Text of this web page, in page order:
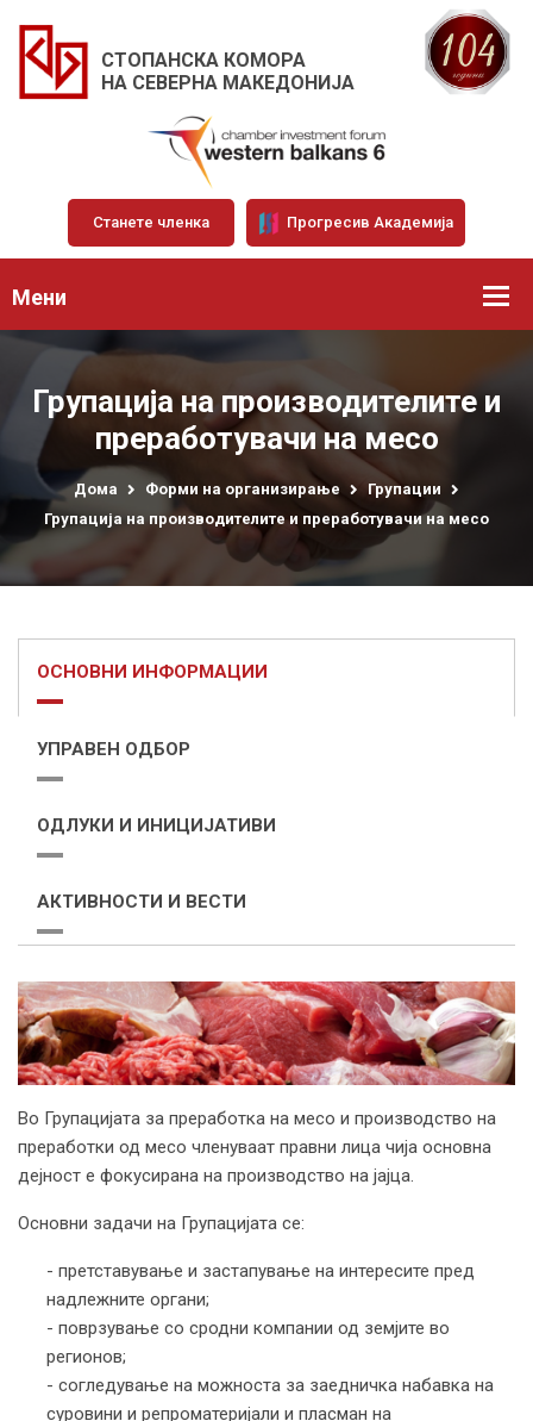
СТОПАНСКА КОМОРА
НА СЕВЕРНА МАКЕДОНИЈА
Станете членка Прогресив Академија
Мени
Групација на производителите и
преработувачи на месо
Дома Форми на организирање
Групации
Групација на производителите и преработувачи на месо
ОСНОВНИ ИНФОРМАЦИИ
УПРАВЕН ОДБОР
ОДЛУКИ И ИНИЦИЈАТИВИ
АКТИВНОСТИ И ВЕСТИ
Во Групацијата за преработка на месо и производство на
преработки од месо членуваат правни лица чија основна
дејност е фокусирана на производство на јајца.
Основни задачи на Групацијата се:
- претставување и застапување на интересите пред
надлежните органи;
- поврзување со сродни компании од земјите во
регионов;
- согледување на можноста за заедничка набавка на
суровини и репроматеријали и пласман на